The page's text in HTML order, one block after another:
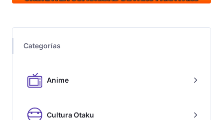
Categorías
Anime
Cultura Otaku